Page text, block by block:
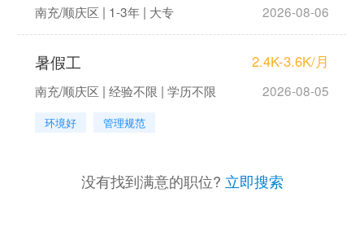
南充/顺庆区 | 1-3年 | 大专 2026-08-06
暑假工 2.4K-3.6K/月
南充/顺庆区 | 经验不限 | 学历不限 2026-08-05
环境好 管理规范
没有找到满意的职位? 立即搜索